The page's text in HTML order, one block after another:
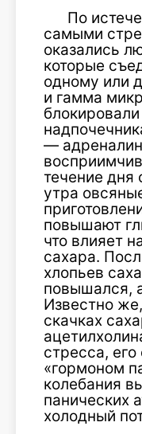
По
самыми
оказались
которые
одному или
и гамма
—
течение дня
утра
повышают
что влияет
сахара.
хлопьев
повышался,
Известно
скачках
стресса,
«гормоном
колебания
панических
холодный